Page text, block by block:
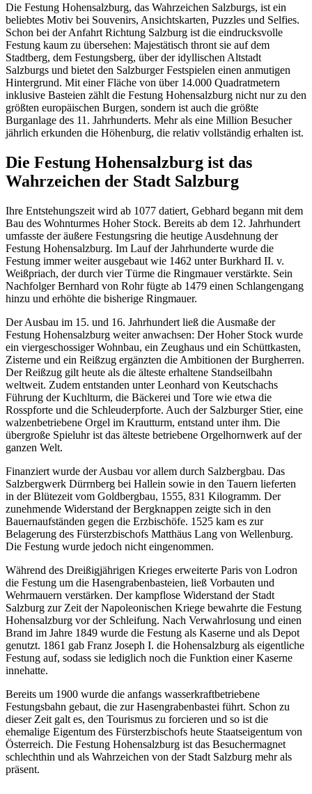
Die Festung Hohensalzburg, das Wahrzeichen Salzburgs, ist ein
beliebtes Motiv bei Souvenirs, Ansichtskarten, Puzzles und Selfies.
Schon bei der Anfahrt Richtung Salzburg ist die eindrucksvolle
Festung kaum zu übersehen: Majestätisch thront sie auf dem
Stadtberg, dem Festungsberg, über der idyllischen Altstadt
Salzburgs und bietet den Salzburger Festspielen einen anmutigen
Hintergrund. Mit einer Fläche von über 14.000 Quadratmetern
inklusive Basteien zählt die Festung Hohensalzburg nicht nur zu den
größten europäischen Burgen, sondern ist auch die größte
Burganlage des 11. Jahrhunderts. Mehr als eine Million Besucher
jährlich erkunden die Höhenburg, die relativ vollständig erhalten ist.
Die Festung Hohensalzburg ist das
Wahrzeichen der Stadt Salzburg
Ihre Entstehungszeit wird ab 1077 datiert, Gebhard begann mit dem
Bau des Wohnturmes Hoher Stock. Bereits ab dem 12. Jahrhundert
umfasste der äußere Festungsring die heutige Ausdehnung der
Festung Hohensalzburg. Im Lauf der Jahrhunderte wurde die
Festung immer weiter ausgebaut wie 1462 unter Burkhard II. v.
Weißpriach, der durch vier Türme die Ringmauer verstärkte. Sein
Nachfolger Bernhard von Rohr fügte ab 1479 einen Schlangengang
hinzu und erhöhte die bisherige Ringmauer.
Der Ausbau im 15. und 16. Jahrhundert ließ die Ausmaße der
Festung Hohensalzburg weiter anwachsen: Der Hoher Stock wurde
ein viergeschossiger Wohnbau, ein Zeughaus und ein Schüttkasten,
Zisterne und ein Reißzug ergänzten die Ambitionen der Burgherren.
Der Reißzug gilt heute als die älteste erhaltene Standseilbahn
weltweit. Zudem entstanden unter Leonhard von Keutschachs
Führung der Kuchlturm, die Bäckerei und Tore wie etwa die
Rosspforte und die Schleuderpforte. Auch der Salzburger Stier, eine
walzenbetriebene Orgel im Krautturm, entstand unter ihm. Die
übergroße Spieluhr ist das älteste betriebene Orgelhornwerk auf der
ganzen Welt.
Finanziert wurde der Ausbau vor allem durch Salzbergbau. Das
Salzbergwerk Dürrnberg bei Hallein sowie in den Tauern lieferten
in der Blütezeit vom Goldbergbau, 1555, 831 Kilogramm. Der
zunehmende Widerstand der Bergknappen zeigte sich in den
Bauernaufständen gegen die Erzbischöfe. 1525 kam es zur
Belagerung des Fürsterzbischofs Matthäus Lang von Wellenburg.
Die Festung wurde jedoch nicht eingenommen.
Während des Dreißigjährigen Krieges erweiterte Paris von Lodron
die Festung um die Hasengrabenbasteien, ließ Vorbauten und
Wehrmauern verstärken. Der kampflose Widerstand der Stadt
Salzburg zur Zeit der Napoleonischen Kriege bewahrte die Festung
Hohensalzburg vor der Schleifung. Nach Verwahrlosung und einen
Brand im Jahre 1849 wurde die Festung als Kaserne und als Depot
genutzt. 1861 gab Franz Joseph I. die Hohensalzburg als eigentliche
Festung auf, sodass sie lediglich noch die Funktion einer Kaserne
innehatte.
Bereits um 1900 wurde die anfangs wasserkraftbetriebene
Festungsbahn gebaut, die zur Hasengrabenbastei führt. Schon zu
dieser Zeit galt es, den Tourismus zu forcieren und so ist die
ehemalige Eigentum des Fürsterzbischofs heute Staatseigentum von
Österreich. Die Festung Hohensalzburg ist das Besuchermagnet
schlechthin und als Wahrzeichen von der Stadt Salzburg mehr als
präsent.